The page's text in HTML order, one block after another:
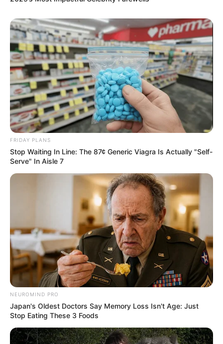
FRIDAY PLANS
Stop Waiting In Line: The 87¢ Generic Viagra Is Actually "Self-
Serve" In Aisle 7
NEUROMIND PRO
Japan's Oldest Doctors Say Memory Loss Isn't Age: Just
Stop Eating These 3 Foods